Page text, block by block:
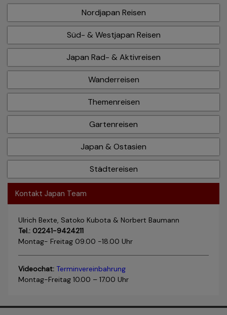
Nordjapan Reisen
Süd- & Westjapan Reisen
Japan Rad- & Aktivreisen
Wanderreisen
Themenreisen
Gartenreisen
Japan & Ostasien
Städtereisen
Kontakt Japan Team
Ulrich Bexte, Satoko Kubota & Norbert Baumann
Tel.: 02241-9424211
Montag- Freitag 09.00 -18.00 Uhr
Videochat: Terminvereinbahrung
Montag-Freitag 10.00 – 17.00 Uhr